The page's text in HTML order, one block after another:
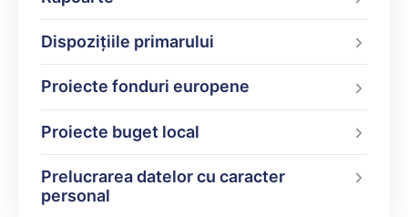
Dispoziţiile primarului
Proiecte fonduri europene
Proiecte buget local
Prelucrarea datelor cu caracter
personal